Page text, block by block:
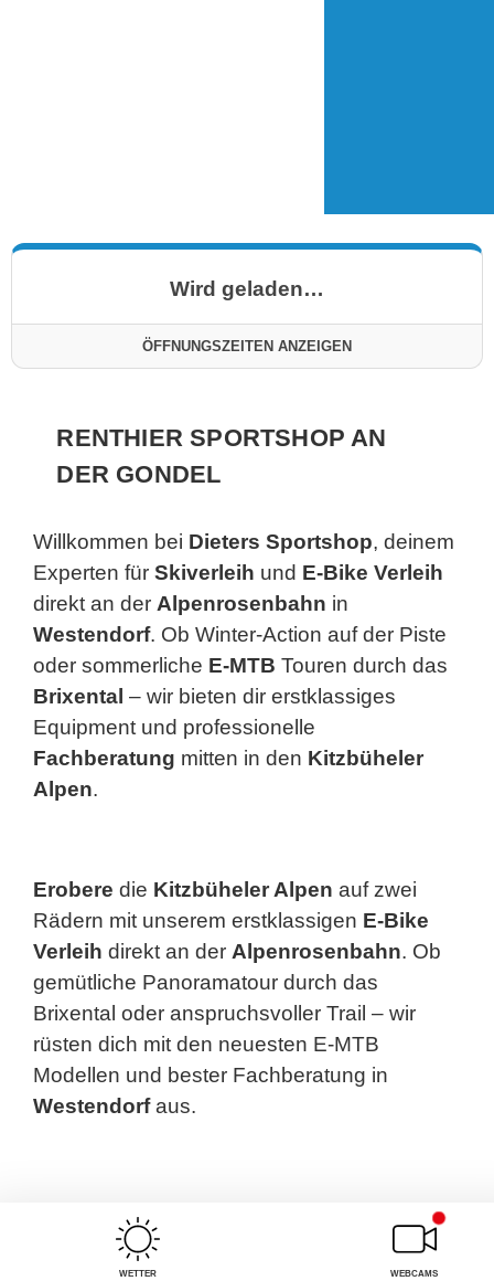
Wird geladen…
ÖFFNUNGSZEITEN ANZEIGEN
RENTHIER SPORTSHOP AN
DER GONDEL
Willkommen bei Dieters Sportshop, deinem
Experten für Skiverleih und E-Bike Verleih
direkt an der Alpenrosenbahn in
Westendorf. Ob Winter-Action auf der Piste
oder sommerliche E-MTB Touren durch das
Brixental – wir bieten dir erstklassiges
Equipment und professionelle
Fachberatung mitten in den Kitzbüheler
Alpen.
Erobere die Kitzbüheler Alpen auf zwei
Rädern mit unserem erstklassigen E-Bike
Verleih direkt an der Alpenrosenbahn. Ob
gemütliche Panoramatour durch das
Brixental oder anspruchsvoller Trail – wir
rüsten dich mit den neuesten E-MTB
Modellen und bester Fachberatung in
Westendorfaus.
WETTER WEBCAMS